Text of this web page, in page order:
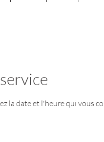
la date et l'heure qui vous